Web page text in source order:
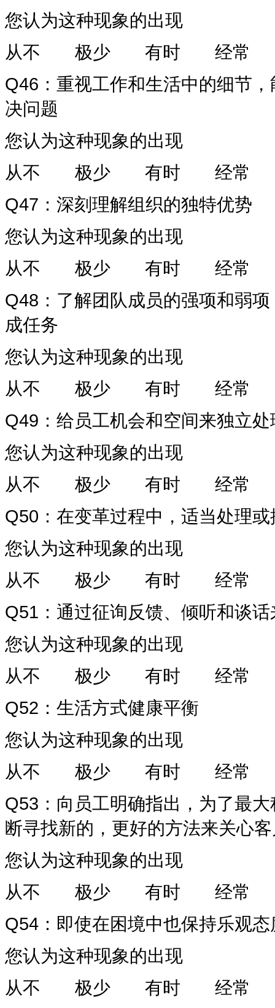
您认为这种现象的出现
从不
极少 有时
经常
Q46 ：重视工作和生活中的细节
决问题
您认为这种现象的出现
从不
极少 有时
经常
Q47 ：深刻理解组织的独特优势
您认为这种现象的出现
从不
极少 有时
经常
Q48 ：了解团队成员的强项和弱
成任务
您认为这种现象的出现
从不
极少 有时
经常
Q49 ：给员工机会和空间来独立
您认为这种现象的出现
从不
极少 有时
经常
Q50 ：在变革过程中，适当处理
您认为这种现象的出现
从不
极少 有时
经常
Q51 ：通过征询反馈、倾听和谈
您认为这种现象的出现
从不
极少 有时
经常
Q52 ：生活方式健康平衡
您认为这种现象的出现
从不
极少 有时
经常
Q53 ：向员工明确指出，为了最
断寻找新的，更好的方法来关心
您认为这种现象的出现
从不
极少 有时
经常
Q54 ：即使在困境中也保持乐观态
您认为这种现象的出现
从不
极少 有时
经常